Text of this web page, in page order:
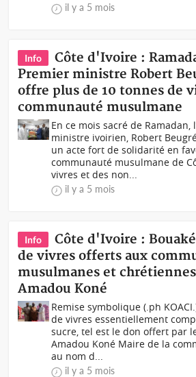
il y a 5 mois
Info
Côte d'Ivoire :
Premier ministre Robert
offre plus de 10 tonnes de
communauté musulmane
En ce mois sacré de Ramadan,
ministre ivoirien, Robert
un acte fort de solidarité en
communauté musulmane de
vivres et des non...
il y a 5 mois
Info
Côte d'Ivoire :
de vivres offerts aux
musulmanes et
Amadou Koné
Remise symbolique (.ph
de vivres essentiellement
sucre, tel est le don offert par
Amadou Koné Maire de la
au nom d...
il y a 5 mois